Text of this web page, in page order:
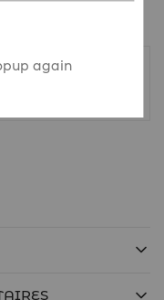
again